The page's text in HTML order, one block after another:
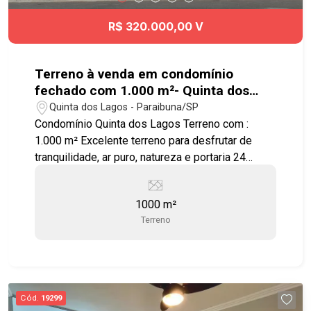
R$ 320.000,00 V
Terreno à venda em condomínio
fechado com 1.000 m²- Quinta dos
Lagos - Paraibuna
Quinta dos Lagos - Paraibuna/SP
Condomínio Quinta dos Lagos Terreno com :
1.000 m² Excelente terreno para desfrutar de
tranquilidade, ar puro, natureza e portaria 24
mil m² de muito verde e 9 lagos, além de lazer
completo: - Quadra poliesportiva - 9 lagos -
Bosque - Pista de Caminhada - Salão de Festas -
Poliesportiva - Salão de Festa - Salão de Jogos
O lugar dos seus sonhos junto à Natureza!!!
1000 m²
Terreno
Cód. 19299